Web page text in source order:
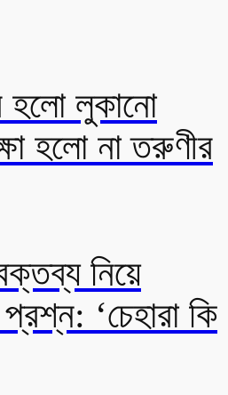
হলো লুকানো
হলো না তরুণীর
নিয়ে
প্রশ্ন: ‘চেহারা কি